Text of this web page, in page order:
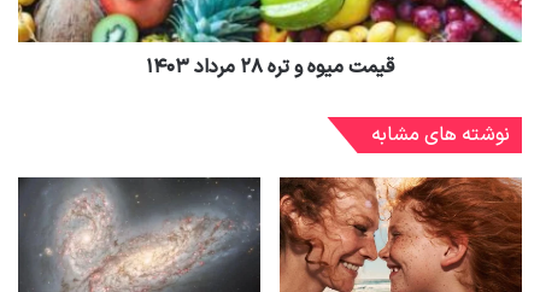
قیمت میوه و تره ۲۸ مرداد ۱۴۰۳
نوشته های مشابه